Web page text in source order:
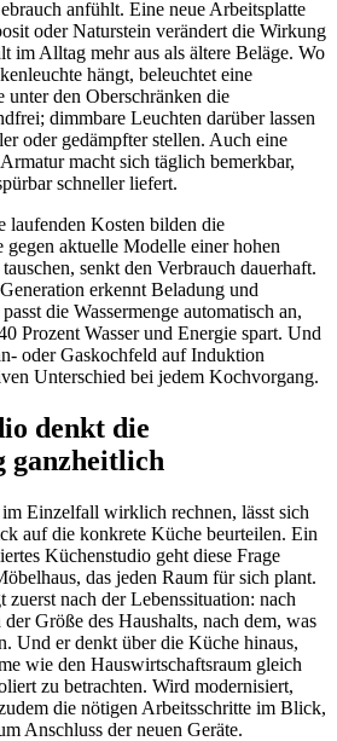
anfühlt. Eine neue Arbeitsplatte
oder Naturstein verändert die Wirkung
im Alltag mehr aus als ältere Beläge. Wo
hängt, beleuchtet eine
unter den Oberschränken die
dimmbare Leuchten darüber lassen
oder gedämpfter stellen. Auch eine
macht sich täglich bemerkbar,
schneller liefert.
laufenden Kosten bilden die
gegen aktuelle Modelle einer hohen
senkt den Verbrauch dauerhaft.
erkennt Beladung und
die Wassermenge automatisch an,
Prozent Wasser und Energie spart. Und
oder Gaskochfeld auf Induktion
Unterschied bei jedem Kochvorgang.
denkt die
ganzheitlich
Einzelfall wirklich rechnen, lässt sich
auf die konkrete Küche beurteilen. Ein
Küchenstudio geht diese Frage
das jeden Raum für sich plant.
nach der Lebenssituation: nach
Größe des Haushalts, nach dem, was
Und er denkt über die Küche hinaus,
wie den Hauswirtschaftsraum gleich
zu betrachten. Wird modernisiert,
die nötigen Arbeitsschritte im Blick,
Anschluss der neuen Geräte.